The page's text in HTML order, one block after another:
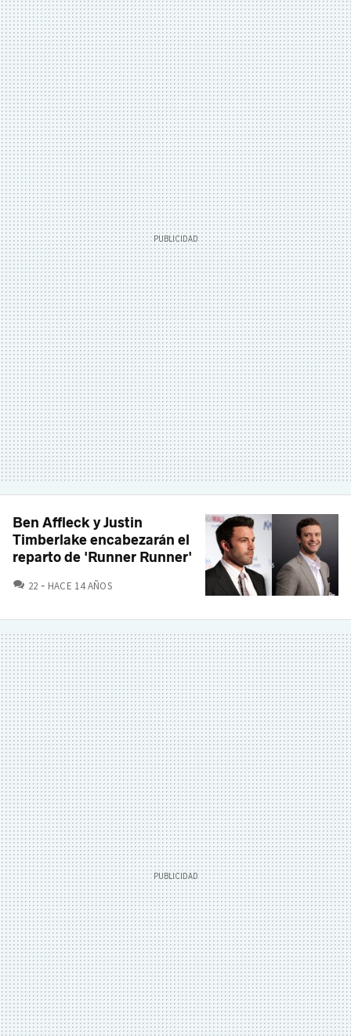
Ben Affleck y Justin
Timberlake encabezarán el
reparto de 'Runner Runner'
22 COMENTARIOS
HACE 14 AÑOS